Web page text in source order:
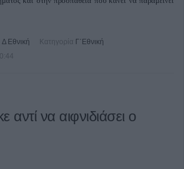
Δ Εθνική Κατηγορία Γ΄Εθνική
αντί να αιφνιδιάσει ο